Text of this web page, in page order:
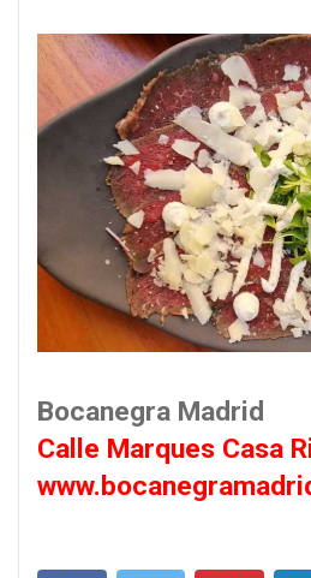
Bocanegra Madrid
Calle Marques Casa